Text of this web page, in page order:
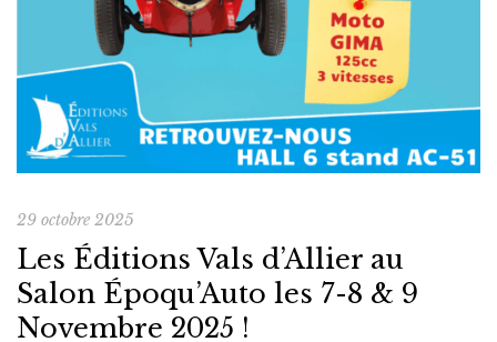
29 octobre 2025
Les Éditions Vals d’Allier au
Salon Époqu’Auto les 7-8 & 9
Novembre 2025 !